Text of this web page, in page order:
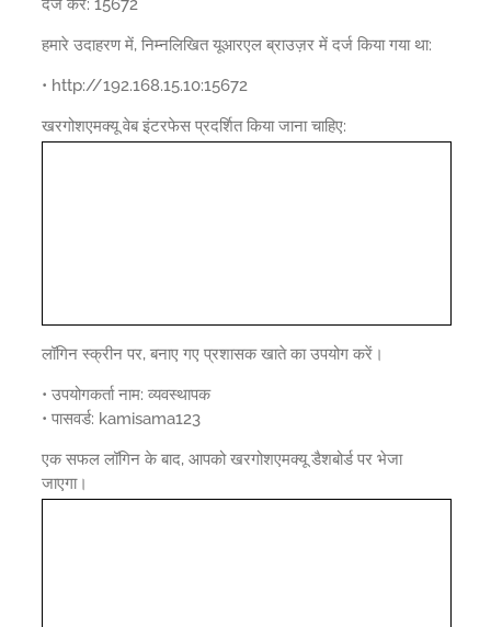
हमारे उदाहरण में, निम्नलिखित यूआरएल ब्राउज़र में दर्ज किया गया था:
• http://192.168.15.10:15672
खरगोशएमक्यू वेब इंटरफेस प्रदर्शित किया जाना चाहिए:
लॉगिन स्क्रीन पर, बनाए गए प्रशासक खाते का उपयोग करें।
• उपयोगकर्ता नाम: व्यवस्थापक
• पासवर्ड: kamisama123
एक सफल लॉगिन के बाद, आपको खरगोशएमक्यू डैशबोर्ड पर भेजा
जाएगा।